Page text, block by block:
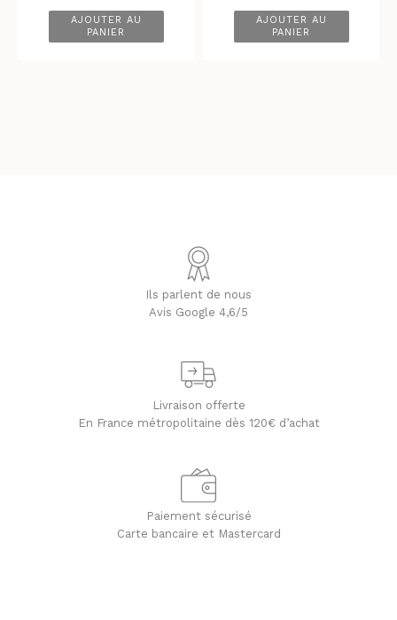
AJOUTER AU
PANIER
AJOUTER AU
PANIER
Ils parlent de nous
Avis Google 4,6/5
Livraison offerte
En France métropolitaine dès 120€ d’achat
Paiement sécurisé
Carte bancaire et Mastercard